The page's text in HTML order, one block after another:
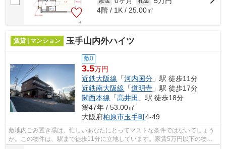
4階 / 1K / 25.00㎡
賃貸 | マンション 玉手山内外ハイツ
敷0
3.5万円
近鉄大阪線 「河内国分 」駅 徒歩11分
近鉄南大阪線 「道明寺 」駅 徒歩17分
関西本線 「高井田 」駅 徒歩18分
築47年 / 53.00㎡
大阪府柏原市玉手町4-49
敷地内ごみ置き場は、忙しいあなたにとってマストな条件ではないでしょう
か。この物件は、駅まで徒歩11分に立地しています。家賃5万円以下の物件
です。「玉手山内外ハイツ」のここがイ...